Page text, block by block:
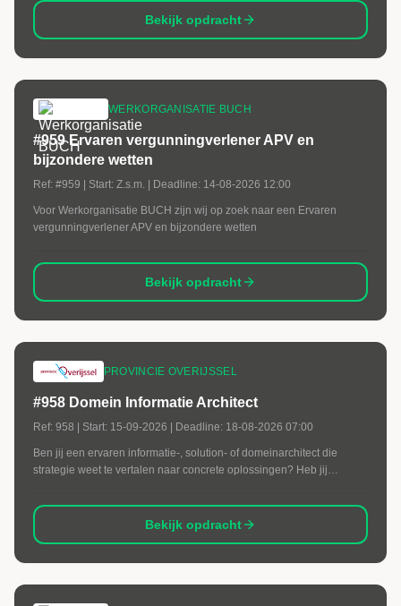
Bekijk opdracht
WERKORGANISATIE BUCH
#959 Ervaren vergunningverlener APV en
bijzondere wetten
Ref: #959 | Start: Z.s.m. | Deadline: 14-08-2026 12:00
Voor Werkorganisatie BUCH zijn wij op zoek naar een Ervaren
vergunningverlener APV en bijzondere wetten
Bekijk opdracht
PROVINCIE OVERIJSSEL
#958 Domein Informatie Architect
Ref: 958 | Start: 15-09-2026 | Deadline: 18-08-2026 07:00
Ben jij een ervaren informatie-, solution- of domeinarchitect die
strategie weet te vertalen naar concrete oplossingen? Heb jij
architectuurgovernance en digitale transformaties binnen de
overheid? Dan zijn wij op zoek naar jou.
Bekijk opdracht